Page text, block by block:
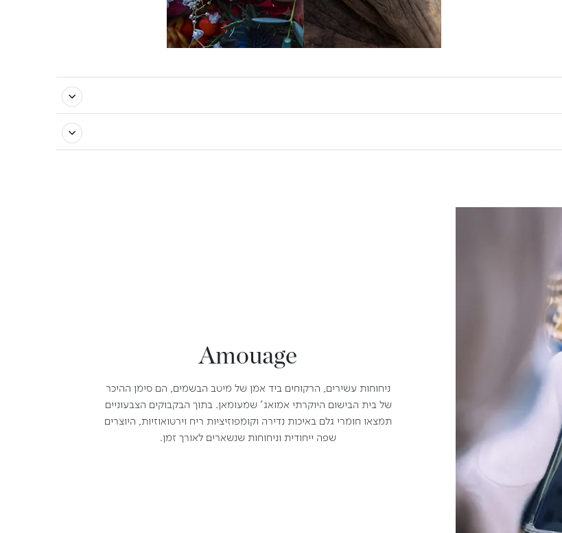
Amouage
ניחוחות עשירים, הרקוחים ביד אמן של מיטב הבשמים, הם סימן ההיכר
של בית הבישום היוקרתי אמואג' שמעומאן. בתוך הבקבוקים הצבעוניים
תמצאו חומרי גלם באיכות נדירה וקומפוזיציות ריח וירטואוזיות, היוצרים
שפה ייחודית וניחוחות שנשארים לאורך זמן.